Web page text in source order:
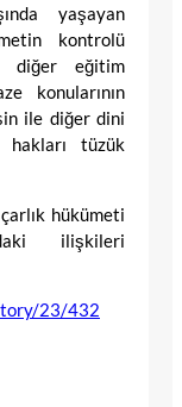
yaşayan
kontrolü
diğer eğitim
konularının
ile diğer dini
hakları tüzük
hükümeti
ilişkileri
23/432